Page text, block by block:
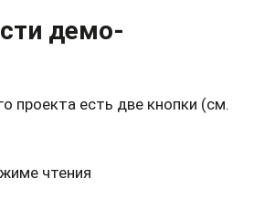
демо-
проекта есть две кнопки (см.
чтения